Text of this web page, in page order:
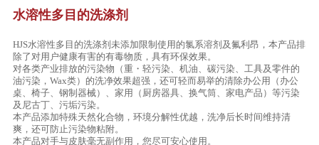
水溶性多目的洗涤剂
HJS水溶性多目的洗涤剂未添加限制使用的氯系溶剂及氟利昂，本产品排
除了对用户健康有害的有毒物质，具有环保效果。
对各类产业排放的污染物（重・轻污染、机油、碳污染、工具及零件的
油污染，Wax类）的洗净效果超强，还可轻而易举的清除办公用（办公
桌、椅子、钢制器械）、家用（厨房器具、换气筒、家电产品）等污染
及尼古丁、污垢污染。
本产品添加特殊天然化合物，环境分解性优越，洗净后长时间维持清
爽，还可防止污染物粘附。
本产品对手与皮肤毫无副作用，您尽可安心使用。